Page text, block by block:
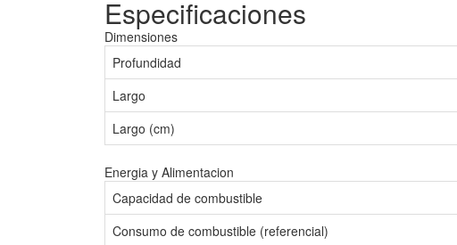
Especificaciones
Dimensiones
Profundidad
Largo
Largo (cm)
Energia y Alimentacion
Capacidad de combustible
Consumo de combustible (referencial)